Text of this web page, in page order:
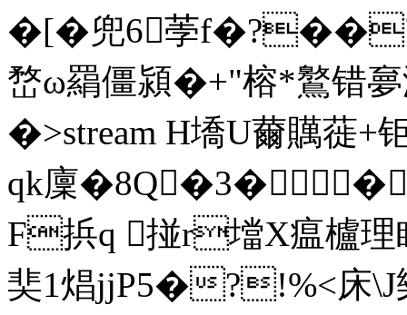
�[�兜6荸f�?�
嵍ω羂僵潁�+"榕*鸄错
�>stream H墧U薾贎
qk廩
F捠q 掽r壋X瘟櫨理
奜1焻jjP5�?!%<床